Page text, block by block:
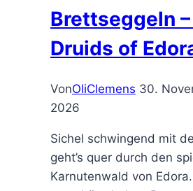
Brettseggeln
Druids of
VonOliClemens 30.
2026
Sichel schwingend mit
geht’s quer durch den
Karnutenwald von